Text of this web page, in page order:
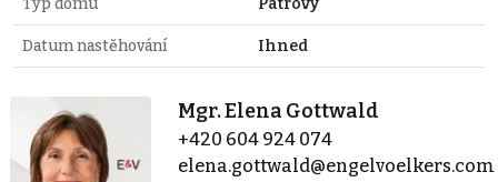
Datum nastěhování Ihned
Mgr. Elena Gottwald
+420 604 924 074
elena.gottwald@engelvoelkers.com